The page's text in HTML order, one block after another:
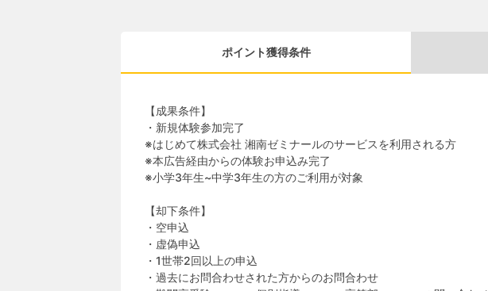
ポイント獲得条件
【成果条件】
・新規体験参加完了
※はじめて株式会社 湘南ゼミナールのサービスを利用される方
※本広告経由からの体験お申込み完了
※小学3年生~中学3年生の方のご利用が対象
【却下条件】
・空申込
・虚偽申込
・1世帯2回以上の申込
・過去にお問合わせされた方からのお問合わせ